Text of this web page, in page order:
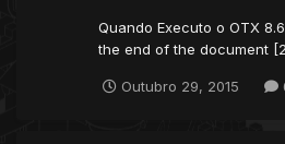
Quando Executo o OTX
the end of the document
Outubro 29, 2015